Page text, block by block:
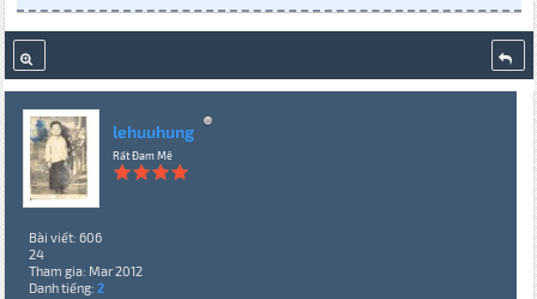
lehuuhung
Rất Đam Mê
Bài viết: 606
24
Tham gia: Mar 2012
Danh tiếng: 2